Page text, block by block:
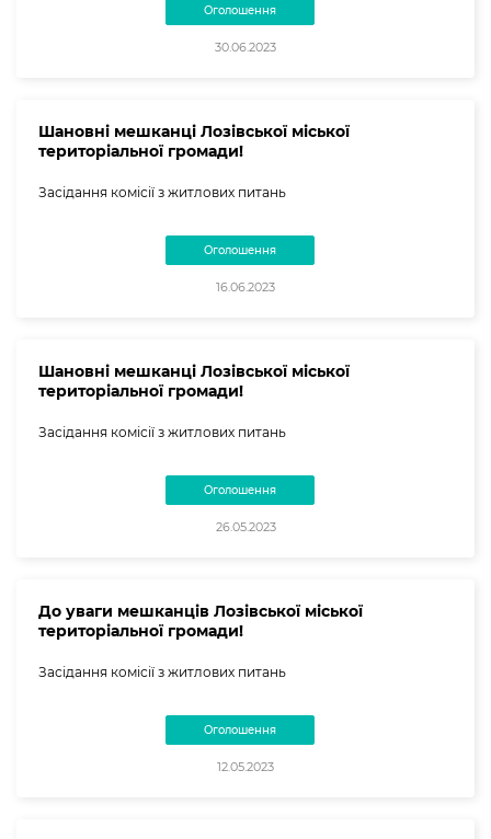
Оголошення
30.06.2023
Шановні мешканці Лозівської міської
територіальної громади!
Засідання комісії з житлових питань
Оголошення
16.06.2023
Шановні мешканці Лозівської міської
територіальної громади!
Засідання комісії з житлових питань
Оголошення
26.05.2023
До уваги мешканців Лозівської міської
територіальної громади!
Засідання комісії з житлових питань
Оголошення
12.05.2023